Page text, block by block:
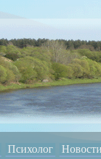
Психолог